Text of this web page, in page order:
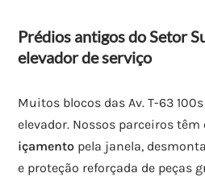
Prédios antigos do Setor
elevador de serviço
Muitos blocos das Av. T-63
elevador. Nossos parceiros têm
içamento pela janela,
e proteção reforçada de peças